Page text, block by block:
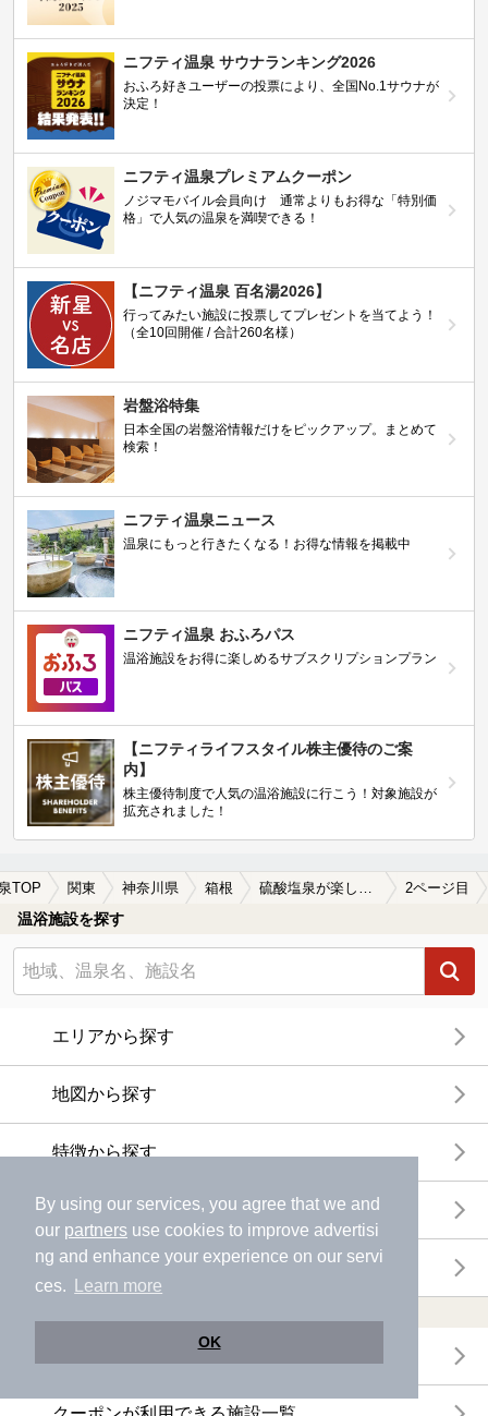
By using our services, you agree that we and
our partners use cookies to improve advertisi
ng and enhance your experience on our servi
ces.
Learn more
OK
ニフティ温泉 サウナランキング2026
おふろ好きユーザーの投票により、全国No.1サウナが
決定！
ニフティ温泉プレミアムクーポン
ノジマモバイル会員向け 通常よりもお得な「特別価
格」で人気の温泉を満喫できる！
【ニフティ温泉 百名湯2026】
行ってみたい施設に投票してプレゼントを当てよう！
（全10回開催 / 合計260名様）
岩盤浴特集
日本全国の岩盤浴情報だけをピックアップ。まとめて
検索！
ニフティ温泉ニュース
温泉にもっと行きたくなる！お得な情報を掲載中
ニフティ温泉 おふろパス
温浴施設をお得に楽しめるサブスクリプションプラン
【ニフティライフスタイル株主優待のご案
内】
株主優待制度で人気の温浴施設に行こう！対象施設が
拡充されました！
TOP 関東 神奈川県 箱根 硫酸塩泉が楽しめる箱根の温泉、日帰り温泉、スーパー銭湯おすすめ 2ページ目
温浴施設を探す
エリアから探す
地図から探す
特徴から探す
温泉地から探す
関連キーワードから探す
電子チケットが利用できる施設一覧